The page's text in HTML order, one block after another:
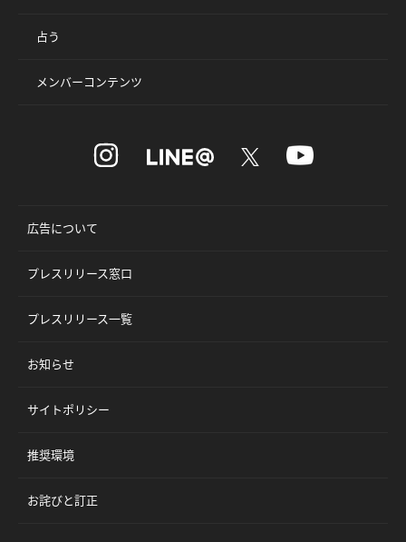
占う
メンバーコンテンツ
広告について
プレスリリース窓口
プレスリリース一覧
お知らせ
サイトポリシー
推奨環境
お詫びと訂正